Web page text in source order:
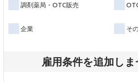
調剤薬局・OTC販売
企業 そ
雇用条件を追加し